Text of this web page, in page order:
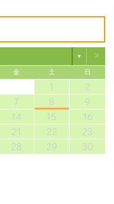
▼ >
金 土 日
1
2
7 8
9
14 15
16
21 22
23
28 29
30